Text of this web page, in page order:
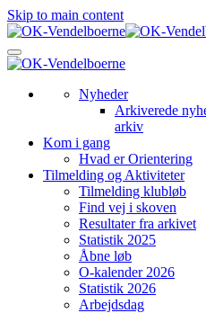
Skip to main content
Nyheder
Arkiverede
arkiv
Kom i gang
Hvad er Orientering
Tilmelding og Aktiviteter
Tilmelding klubløb
Find vej i skoven
Resultater fra arkivet
Statistik 2025
Åbne løb
O-kalender 2026
Statistik 2026
Arbejdsdag